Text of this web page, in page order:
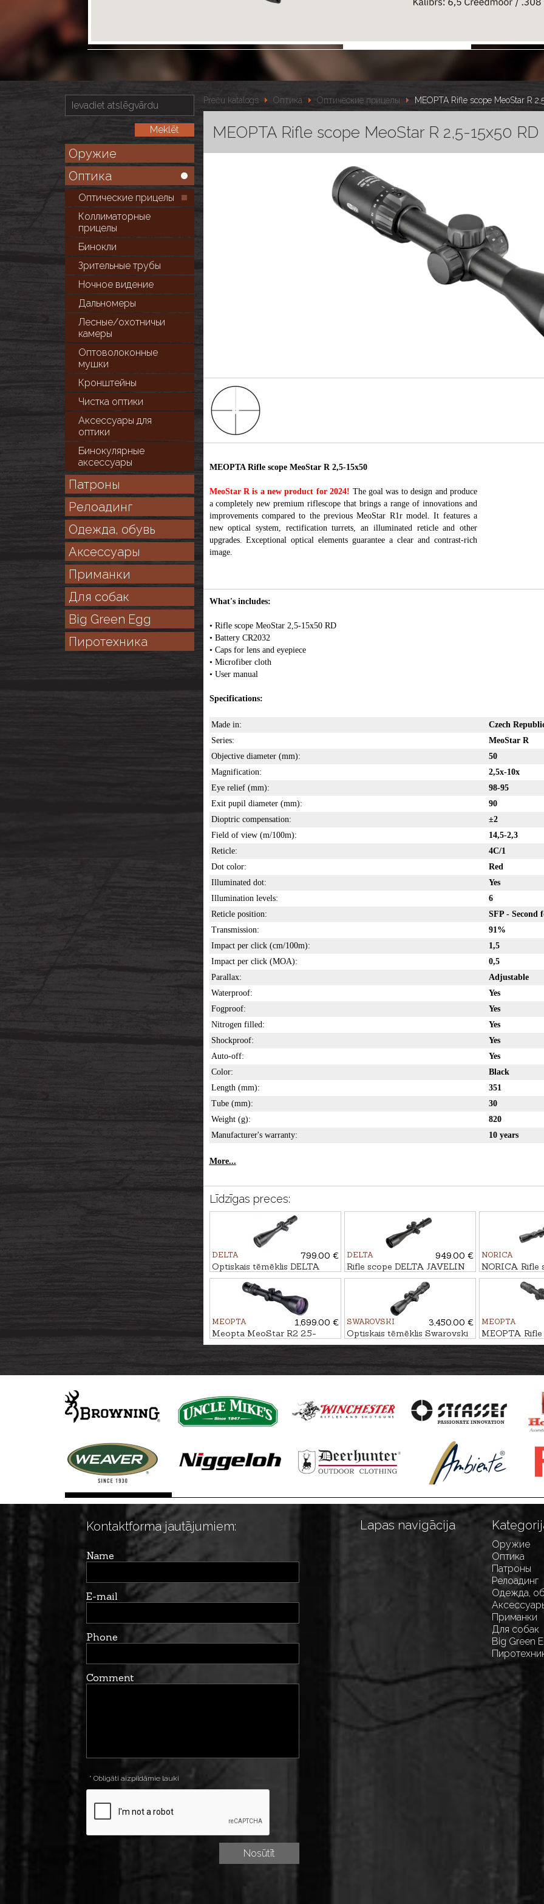
Оружие
Оптика
Оптические прицелы
Коллиматорные
прицелы
Бинокли
Зрительные трубы
Ночное видение
Дальномеры
Лесные/охотничьи
камеры
Оптоволоконные
мушки
Кронштейны
Чистка оптики
Аксессуары для
оптики
Бинокулярные
аксессуары
Патроны
Релоадинг
Одежда, обувь
Аксессуары
Приманки
Для собак
Big Green Egg
Пиротехника
Preču katalogs Оптика Оптические прицелы MEOPTA Rifle scope MeoStar R
MEOPTA Rifle scope MeoStar R 2,5-15x50
MEOPTA Rifle scope MeoStar R 2,5-15x50
MeoStar R is a new product for 2024! The goal was to design and produce
a completely new premium riflescope that brings a range of innovations and
improvements compared to the previous MeoStar R1r model. It features a
new optical system, rectification turrets, an illuminated reticle and other
upgrades. Exceptional optical elements guarantee a clear and contrast-rich
image.
What's includes:
• Rifle scope MeoStar 2,5-15x50 RD
• Battery CR2032
• Caps for lens and eyepiece
• Microfiber cloth
• User manual
Specifications:
Made in:
Czech
Series:
MeoStar R
Objective diameter (mm):
50
Magnification:
2,5x-10x
Eye relief (mm):
98-95
Exit pupil diameter (mm):
90
Dioptric compensation:
±2
Field of view (m/100m):
14,5-2,3
Reticle:
4C/1
Dot color:
Red
Illuminated dot:
Yes
Illumination levels:
6
Reticle position:
SFP - Second
Transmission:
91%
Impact per click (cm/100m):
1,5
Impact per click (MOA):
0,5
Parallax:
Adjustable
Waterproof:
Yes
Fogproof:
Yes
Nitrogen filled:
Yes
Shockproof:
Yes
Auto-off:
Yes
Color:
Black
Length (mm):
351
Tube (mm):
30
Weight (g):
820
Manufacturer's warranty:
10 years
More...
Līdzīgas preces:
DELTA
799.00 €
Optiskais tēmēklis DELTA
Titanium HD 2.5-15x56 SF -
DELTA
949.00 €
Rifle scope DELTA JAVELIN
4.5-30x56 SMR-1
NORICA
NORICA Rifle
Plex with
MEOPTA
1,699.00 €
Meopta MeoStar R2 2.5-
15x56 RD - BDC 3
SWAROVSKI
3,450.00 €
Optiskais tēmēklis Swarovski
Z8i 1.7-13.3x42 P SR - 4A-I
MEOPTA
MEOPTA
MeoHunter
Kontaktforma jautājumiem:
Name
E-mail
Phone
Comment
* Obligāti aizpildāmie lauki
Lapas navigācija
Оружие
Оптика
Патроны
Релоадинг
Одежда,
Приманки
Для собак
Big Green